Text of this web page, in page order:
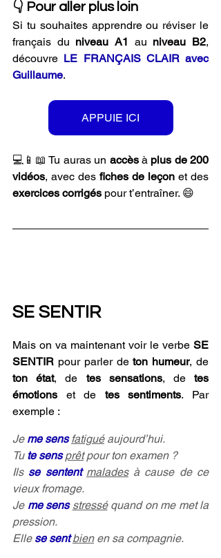
👇 Pour aller plus loin
Si tu souhaites apprendre ou réviser le
français du niveau A1 au niveau B2,
découvre LE FRANÇAIS CLAIR avec
Guillaume.
APPUIE ICI
💻📱📖 Tu auras un accès à plus de 200
vidéos, avec des fiches de leçon
exercices corrigés pour t’entraîner. 😄
SE SENTIR
Mais on va maintenant voir le verbe SE
SENTIR pour parler de ton humeur
ton état, de tes sensations, de tes
émotions et de tes sentiments. Par
exemple :
Je me sens fatigué aujourd’hui.
Tu te sens prêt pour ton examen ?
Ils se sentent malades à cause de ce
vieux fromage.
Je me sens stressé quand on me met la
pression.
Elle se sent bien en sa compagnie.